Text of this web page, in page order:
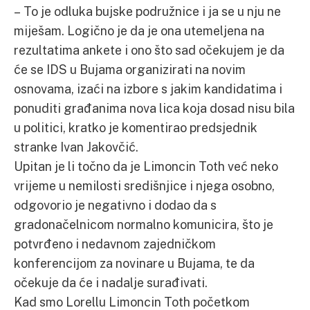
– To je odluka bujske podružnice i ja se u nju ne
miješam. Logično je da je ona utemeljena na
rezultatima ankete i ono što sad očekujem je da
će se IDS u Bujama organizirati na novim
osnovama, izaći na izbore s jakim kandidatima i
ponuditi građanima nova lica koja dosad nisu bila
u politici, kratko je komentirao predsjednik
stranke Ivan Jakovčić.
Upitan je li točno da je Limoncin Toth već neko
vrijeme u nemilosti središnjice i njega osobno,
odgovorio je negativno i dodao da s
gradonačelnicom normalno komunicira, što je
potvrđeno i nedavnom zajedničkom
konferencijom za novinare u Bujama, te da
očekuje da će i nadalje surađivati.
Kad smo Lorellu Limoncin Toth početkom